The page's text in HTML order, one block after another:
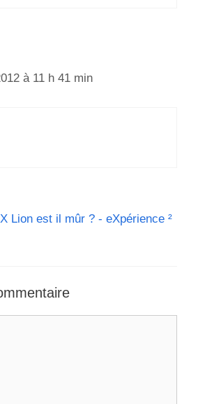
à 11 h 41 min
Lion est il mûr ? - eXpérience ²